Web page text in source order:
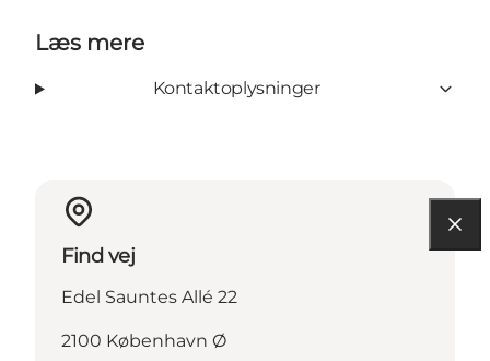
Læs mere
Kontaktoplysninger
Find vej
Edel Sauntes Allé 22
2100 København Ø